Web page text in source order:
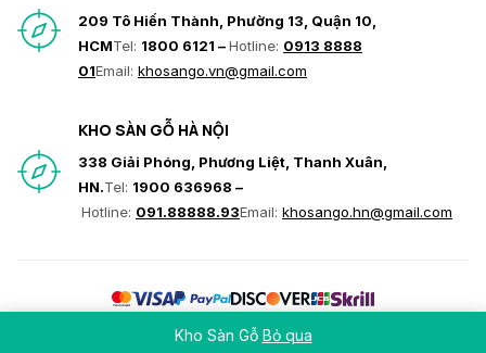
209 Tô Hiến Thành, Phường 13, Quận 10,
HCMTel: 1800 6121 –Hotline: 0913 8888
01Email: khosango.vn@gmail.com
KHO SÀN GỖ HÀ NỘI
338 Giải Phóng, Phương Liệt, Thanh Xuân,
HN.Tel: 1900 636968 –
Hotline: 091.88888.93Email: khosango.hn@gmail.com
Kho Sàn Gỗ Bỏ qua